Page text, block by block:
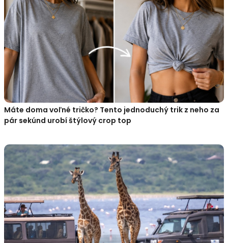
Máte doma voľné tričko? Tento jednoduchý trik z neho za
pár sekúnd urobí štýlový crop top